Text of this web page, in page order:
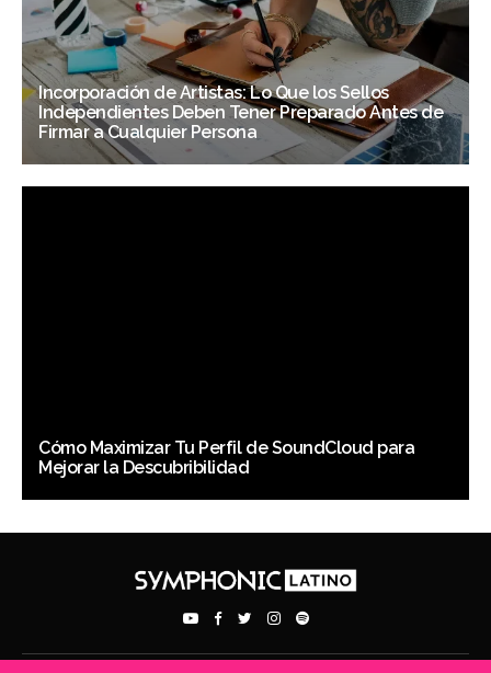
Incorporación de Artistas: Lo Que los Sellos
Independientes Deben Tener Preparado Antes de
Firmar a Cualquier Persona
Cómo Maximizar Tu Perfil de SoundCloud para
Mejorar la Descubribilidad